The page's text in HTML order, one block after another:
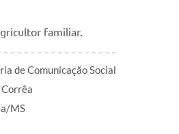
familiar.
de Comunicação Social
MS